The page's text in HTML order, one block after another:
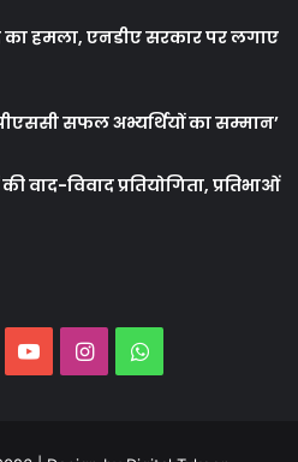
का हमला, एनडीए सरकार पर लगाए
सफल अभ्यर्थियों का सम्मान’
वाद-विवाद प्रतियोगिता, प्रतिभाओं
YouTubeInstagramWhatsApp